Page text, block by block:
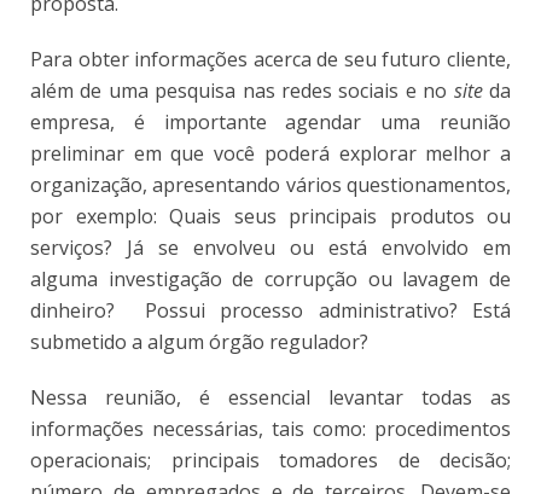
Para obter informações acerca de seu futuro cliente,
além de uma pesquisa nas redes sociais e no siteda
empresa, é importante agendar uma reunião
preliminar em que você poderá explorar melhor a
organização, apresentando vários questionamentos,
por exemplo: Quais seus principais produtos ou
serviços? Já se envolveu ou está envolvido em
alguma investigação de corrupção ou lavagem de
dinheiro? Possui processo administrativo? Está
submetido a algum órgão regulador?
Nessa reunião, é essencial levantar todas as
informações necessárias, tais como: procedimentos
operacionais; principais tomadores de decisão;